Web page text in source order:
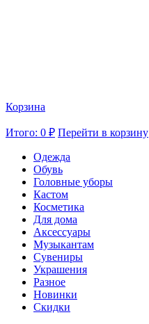
Корзина
Итого: 0 ₽ Перейти в корзину
Одежда
Обувь
Головные уборы
Кастом
Косметика
Для дома
Аксессуары
Музыкантам
Сувениры
Украшения
Разное
Новинки
Скидки